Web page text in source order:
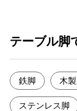
テーブル脚
鉄脚 木
ステンレス脚